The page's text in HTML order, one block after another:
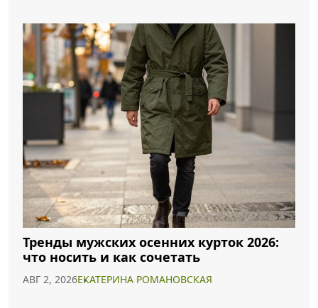
Тренды мужских осенних курток 2026:
что носить и как сочетать
АВГ 2, 2026ЕКАТЕРИНА РОМАНОВСКАЯ